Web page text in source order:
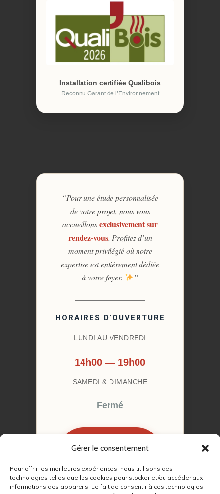
Gérer le consentement
Pour offrir les meilleures expériences, nous utilisons des
technologies telles que les cookies pour stocker et/ou accéder aux
informations des appareils. Le fait de consentir à ces technologies
Installation certifiée Qualibois
Reconnu Garant de l’Environnement
“Pour une étude personnalisée
de votre projet, nous vous
accueillonsexclusivement sur
rendez-vous. Profitez d’un
moment privilégié où notre
expertise est entièrement dédiée
à votre foyer.
”
HORAIRES D’OUVERTURE
LUNDI AU VENDREDI
14h00 — 19h00
SAMEDI & DIMANCHE
Fermé
RENDEZ-VOUS